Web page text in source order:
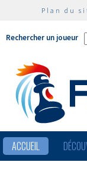
Plan du
Rechercher un joueur
ACCUEIL